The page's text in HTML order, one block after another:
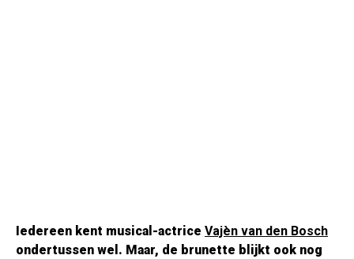
Iedereen kent musical-actrice Vajèn van den Bosch
ondertussen wel. Maar, de brunette blijkt ook nog